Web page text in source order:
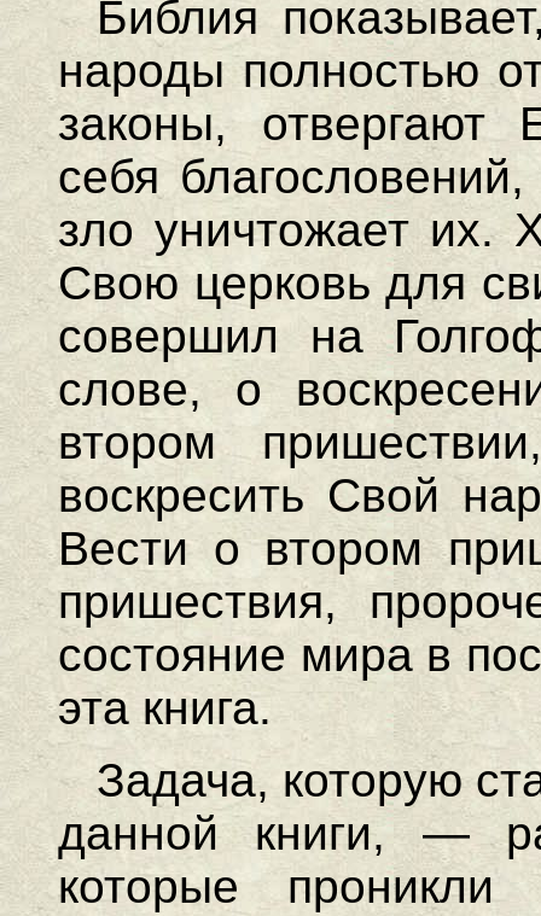
Библия
народы полностью
законы,
себя
зло уничтожает их.
Свою церковь для
совершил на
слове, о
втором
воскресить Свой
Вести о втором
пришествия,
состояние мира в
эта книга.
Задача, которую
данной книги, —
которые проникли